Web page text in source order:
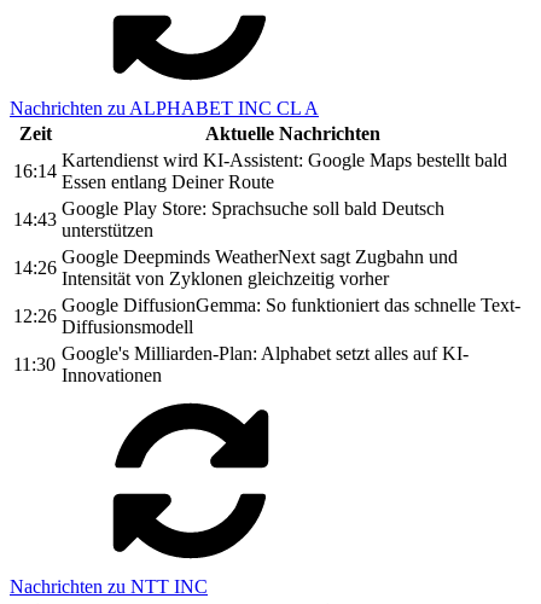
Nachrichten zu ALPHABET INC CL A
Zeit
Aktuelle Nachrichten
16:14
Kartendienst wird KI-Assistent: Google Maps bestellt bald
Essen entlang Deiner Route
14:43
Google Play Store: Sprachsuche soll bald Deutsch
unterstützen
14:26
Google Deepminds WeatherNext sagt Zugbahn und
Intensität von Zyklonen gleichzeitig vorher
12:26
Google DiffusionGemma: So funktioniert das schnelle Text-
Diffusionsmodell
11:30
Google's Milliarden-Plan: Alphabet setzt alles auf KI-
Innovationen
Nachrichten zu NTT INC